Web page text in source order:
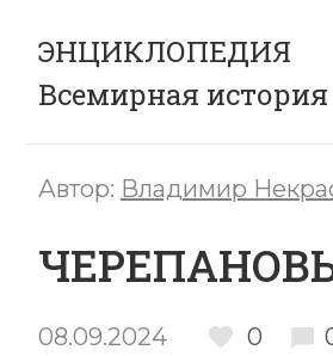
ЭНЦИКЛОПЕДИЯ
Всемирная история
Автор: Владимир
08.09.2024 0